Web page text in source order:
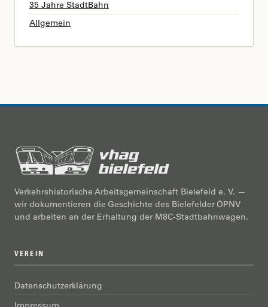
35 Jahre StadtBahn
Allgemein
Verkehrshistorische Arbeitsgemeinschaft Bielefeld e. V. —
wir dokumentieren die Geschichte des Bielefelder ÖPNV
und arbeiten an der Erhaltung der M8C-Stadtbahnwagen.
VEREIN
Datenschutzerklärung